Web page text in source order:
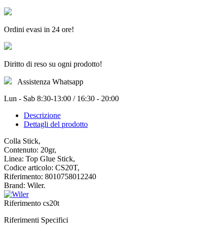
Ordini evasi in 24 ore!
Diritto di reso su ogni prodotto!
Assistenza Whatsapp
Lun - Sab 8:30-13:00 / 16:30 - 20:00
Descrizione
Dettagli del prodotto
Colla Stick,
Contenuto: 20gr,
Linea: Top Glue Stick,
Codice articolo: CS20T,
Riferimento: 8010758012240
Brand: Wiler.
Riferimento cs20t
Riferimenti Specifici